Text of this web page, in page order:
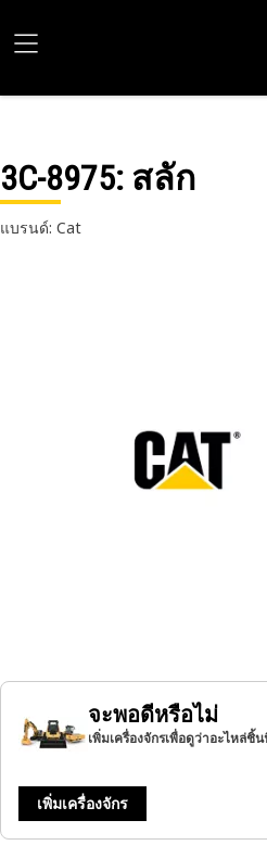
3C-8975: สลัก
แบรนด์: Cat
จะพอดีหรือไม่
เพิ่มเครื่องจักรเพื่อดูว่าอะไหล่
เพิ่มเครื่องจักร